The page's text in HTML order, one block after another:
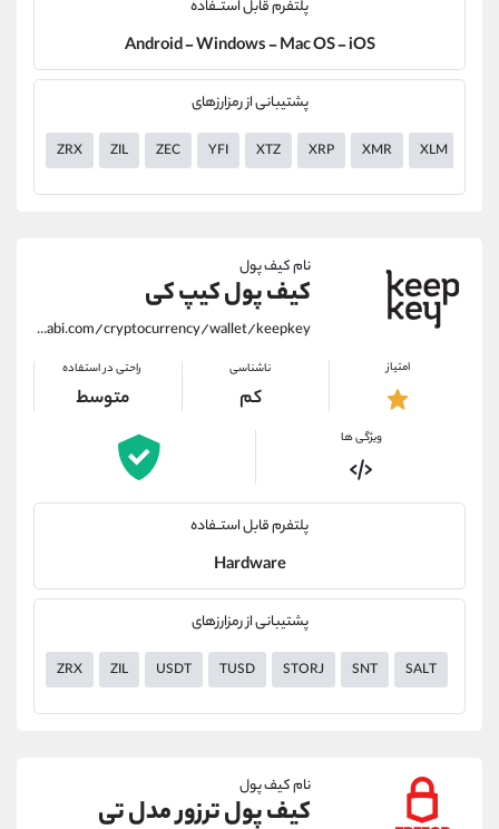
پلتفرم قابل استــفاده
Android - Windows - Mac OS - iOS
پشتیبانی از رمزارزهای
ZRX ZIL ZEC YFI XTZ XRP XMR XLM
نام کیف پول
کیف پول کیپ کی
https://alirezamehrabi.com/cryptocurrency/wallet/keepkey
امتیاز ناشناسی
کم
راحتی در استفاده
متوسط
ویژگی ها
پلتفرم قابل استــفاده
Hardware
پشتیبانی از رمزارزهای
ZRX ZIL USDT TUSD STORJ SNT SALT
نام کیف پول
کیف پول ترزور مدل تی